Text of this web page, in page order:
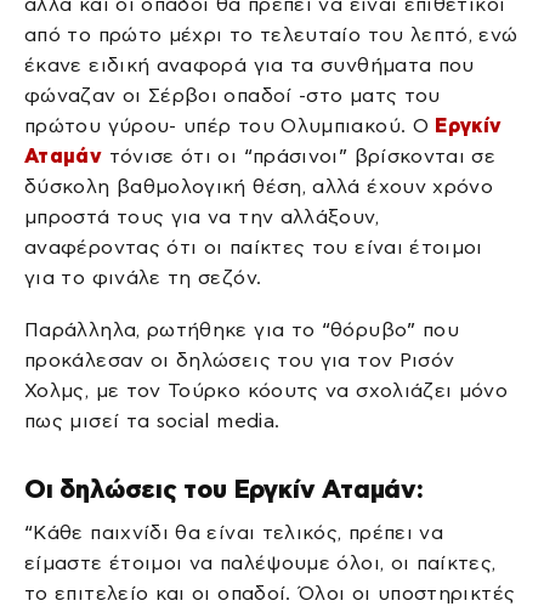
από το πρώτο μέχρι το τελευταίο του λεπτό, ενώ
έκανε ειδική αναφορά για τα συνθήματα που
φώναζαν οι Σέρβοι οπαδοί -στο ματς του
πρώτου γύρου- υπέρ του Ολυμπιακού. Ο Εργκίν
Αταμάν τόνισε ότι οι “πράσινοι” βρίσκονται σε
δύσκολη βαθμολογική θέση, αλλά έχουν χρόνο
μπροστά τους για να την αλλάξουν,
αναφέροντας ότι οι παίκτες του είναι έτοιμοι
για το φινάλε τη σεζόν.
Παράλληλα, ρωτήθηκε για το “θόρυβο” που
προκάλεσαν οι δηλώσεις του για τον Ρισόν
Χολμς, με τον Τούρκο κόουτς να σχολιάζει μόνο
πως μισεί τα social media.
Οι δηλώσεις του Εργκίν Αταμάν:
“Κάθε παιχνίδι θα είναι τελικός, πρέπει να
είμαστε έτοιμοι να παλέψουμε όλοι, οι παίκτες,
το επιτελείο και οι οπαδοί. Όλοι οι υποστηρικτές